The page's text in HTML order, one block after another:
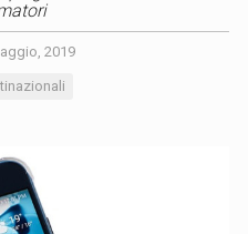
2019